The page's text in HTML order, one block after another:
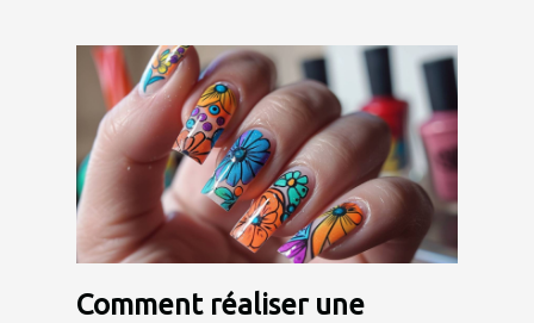
Comment réaliser une